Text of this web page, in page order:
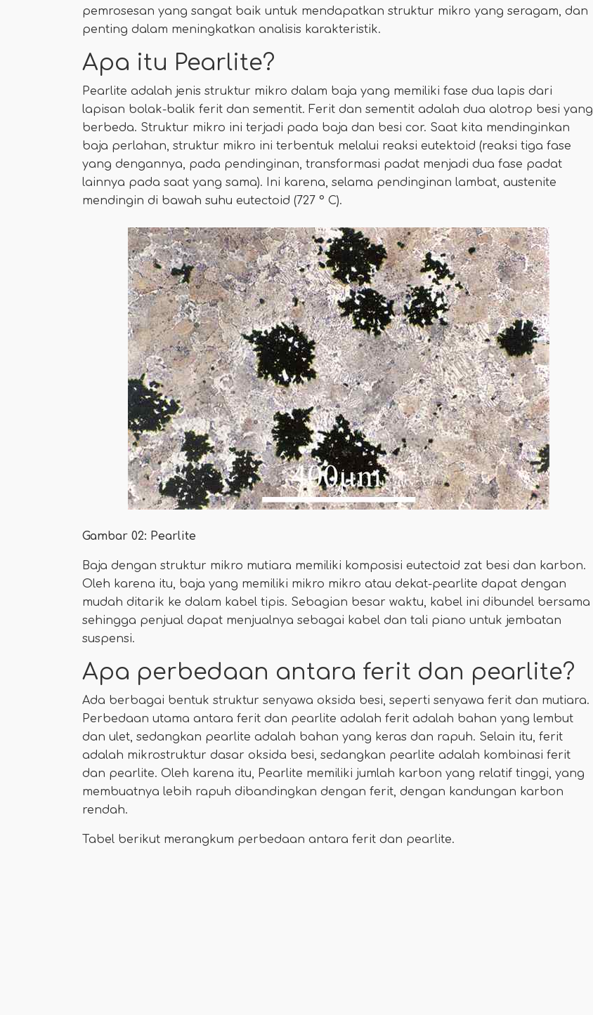
pemrosesan yang sangat baik untuk mendapatkan struktur mikro yang seragam, dan
penting dalam meningkatkan analisis karakteristik.
Apa itu Pearlite?
Pearlite adalah jenis struktur mikro dalam baja yang memiliki fase dua lapis dari
lapisan bolak-balik ferit dan sementit. Ferit dan sementit adalah dua alotrop besi yang
berbeda. Struktur mikro ini terjadi pada baja dan besi cor. Saat kita mendinginkan
baja perlahan, struktur mikro ini terbentuk melalui reaksi eutektoid (reaksi tiga fase
yang dengannya, pada pendinginan, transformasi padat menjadi dua fase padat
lainnya pada saat yang sama). Ini karena, selama pendinginan lambat, austenite
mendingin di bawah suhu eutectoid (727 ° C).
Gambar 02: Pearlite
Baja dengan struktur mikro mutiara memiliki komposisi eutectoid zat besi dan karbon.
Oleh karena itu, baja yang memiliki mikro mikro atau dekat-pearlite dapat dengan
mudah ditarik ke dalam kabel tipis. Sebagian besar waktu, kabel ini dibundel bersama
sehingga penjual dapat menjualnya sebagai kabel dan tali piano untuk jembatan
suspensi.
Apa perbedaan antara ferit dan pearlite?
Ada berbagai bentuk struktur senyawa oksida besi, seperti senyawa ferit dan mutiara.
Perbedaan utama antara ferit dan pearlite adalah ferit adalah bahan yang lembut
dan ulet, sedangkan pearlite adalah bahan yang keras dan rapuh. Selain itu, ferit
adalah mikrostruktur dasar oksida besi, sedangkan pearlite adalah kombinasi ferit
dan pearlite. Oleh karena itu, Pearlite memiliki jumlah karbon yang relatif tinggi, yang
membuatnya lebih rapuh dibandingkan dengan ferit, dengan kandungan karbon
rendah.
Tabel berikut merangkum perbedaan antara ferit dan pearlite.